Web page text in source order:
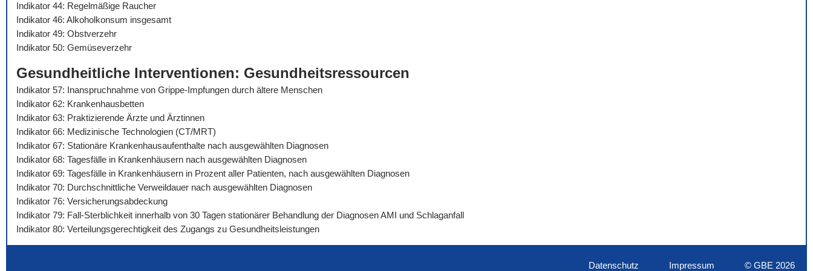
Indikator 44: Regelmäßige Raucher
Indikator 46: Alkoholkonsum insgesamt
Indikator 49: Obstverzehr
Indikator 50: Gemüseverzehr
Gesundheitliche Interventionen: Gesundheitsressourcen
Indikator 57: Inanspruchnahme von Grippe-Impfungen durch ältere Menschen
Indikator 62: Krankenhausbetten
Indikator 63: Praktizierende Ärzte und Ärztinnen
Indikator 66: Medizinische Technologien (CT/MRT)
Indikator 67: Stationäre Krankenhausaufenthalte nach ausgewählten Diagnosen
Indikator 68: Tagesfälle in Krankenhäusern nach ausgewählten Diagnosen
Indikator 69: Tagesfälle in Krankenhäusern in Prozent aller Patienten, nach ausgewählten Diagnosen
Indikator 70: Durchschnittliche Verweildauer nach ausgewählten Diagnosen
Indikator 76: Versicherungsabdeckung
Indikator 79: Fall-Sterblichkeit innerhalb von 30 Tagen stationärer Behandlung der Diagnosen AMI und Schlaganfall
Indikator 80: Verteilungsgerechtigkeit des Zugangs zu Gesundheitsleistungen
Datenschutz Impressum © GBE 2026